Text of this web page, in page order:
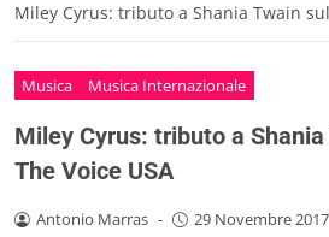
Miley Cyrus: tributo a Shania Twain
Musica Musica Internazionale
Miley Cyrus: tributo a
The Voice USA
Antonio Marras - 29 Novembre 2017